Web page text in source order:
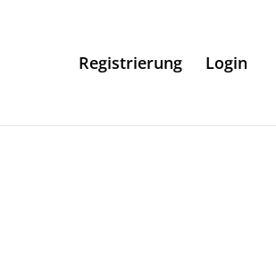
Registrierung Login